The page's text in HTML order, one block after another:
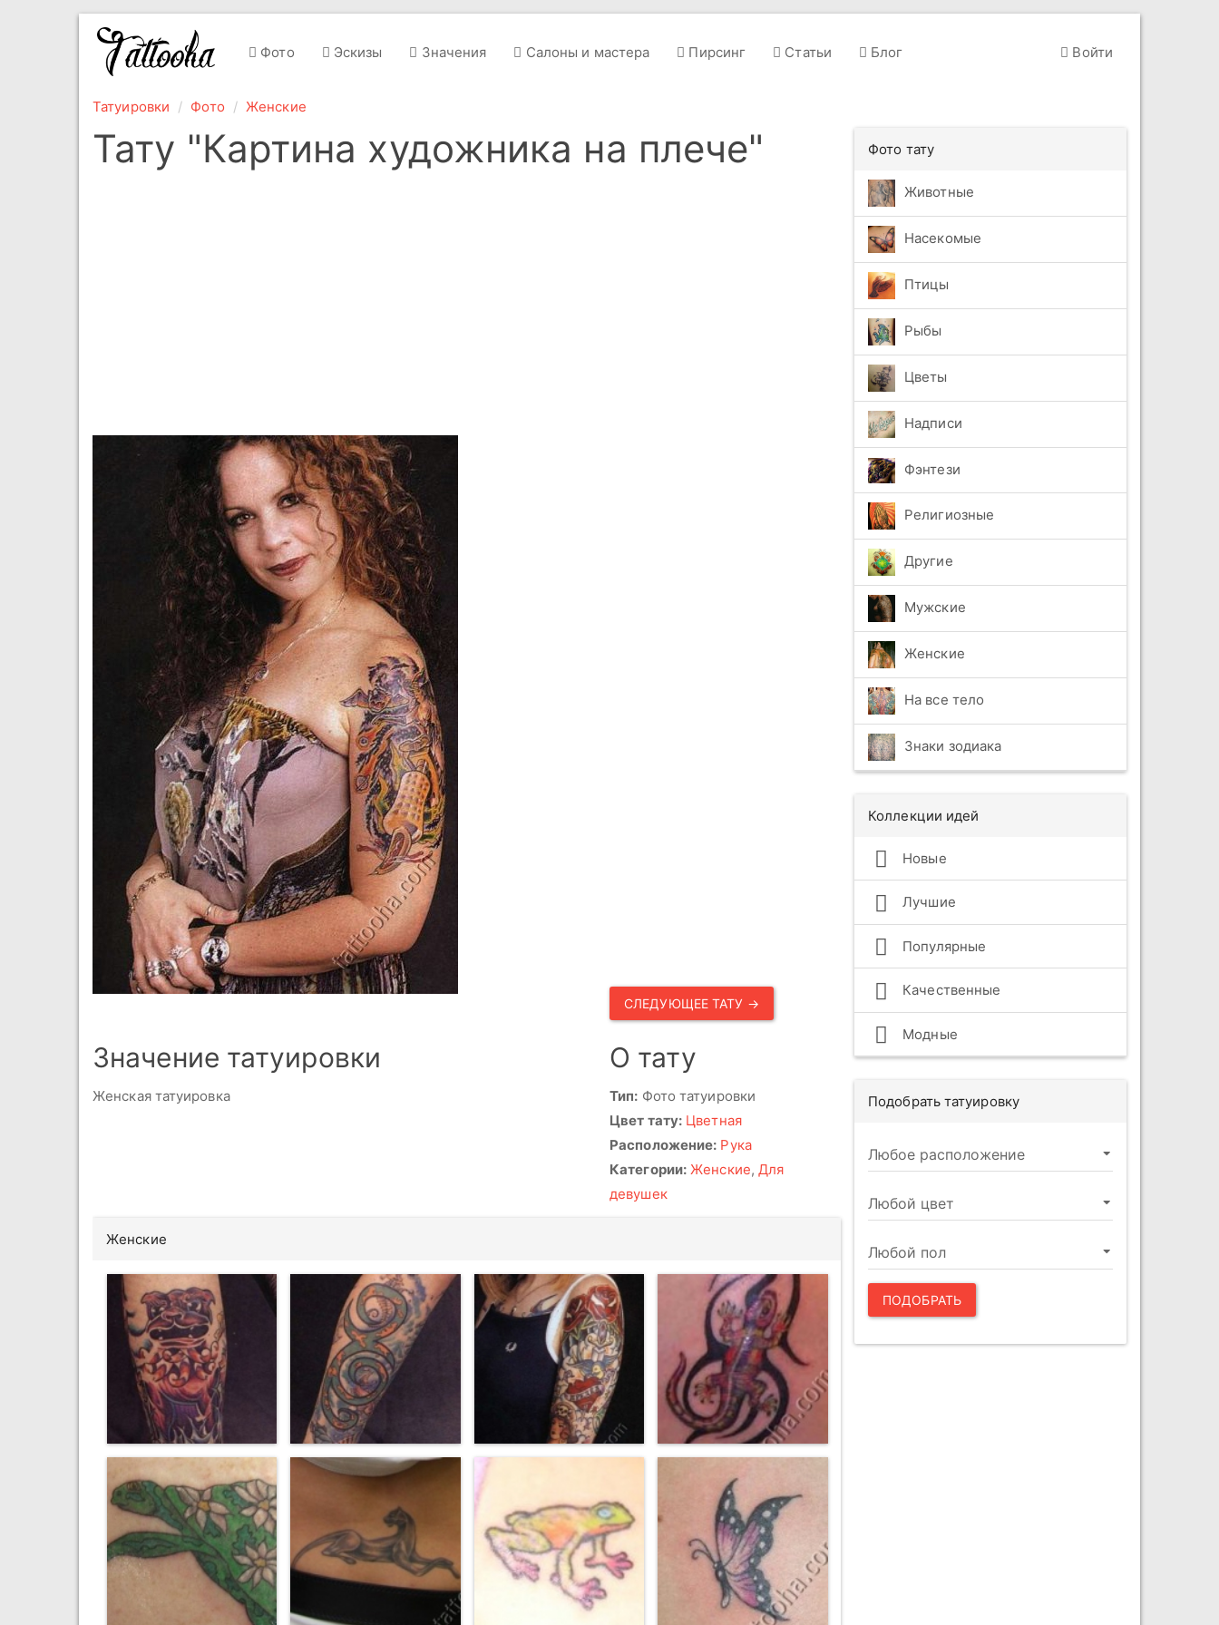
Фото Эскизы Значения Салоны и мастера Пирсинг Статьи Блог Войти
Татуировки Фото Женские
Тату "Картина художника на плече"
СЛЕДУЮЩЕЕ ТАТУ →
Значение татуировки
Женская татуировка
О тату
Тип: Фото татуировки
Цвет тату: Цветная
Расположение: Рука
Категории: Женские,Для
девушек
Женские
Фото тату
Животные
Насекомые
Птицы
Рыбы
Цветы
Надписи
Фэнтези
Религиозные
Другие
Мужские
Женские
На все тело
Знаки зодиака
Коллекции идей
Новые
Лучшие
Популярные
Качественные
Модные
Подобрать татуировку
ПОДОБРАТЬ